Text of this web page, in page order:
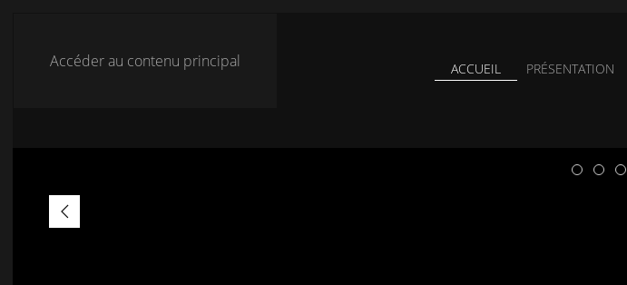
Accéder au contenu principal ACCUEIL PRÉSENTATION